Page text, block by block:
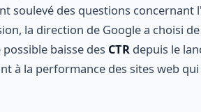
soulevé des questions concernant
la direction de Google a choisi
baisse des CTR depuis le
à la performance des sites web